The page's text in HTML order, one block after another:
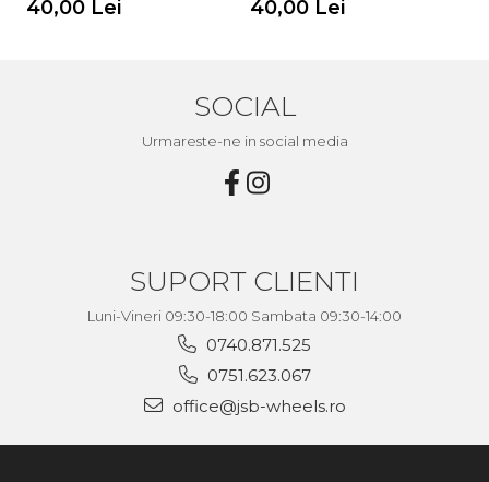
40,00 Lei 40,00 Lei
SOCIAL
Urmareste-ne in social media
SUPORT CLIENTI
Luni-Vineri 09:30-18:00 Sambata 09:30-14:00
0740.871.525
0751.623.067
office@jsb-wheels.ro